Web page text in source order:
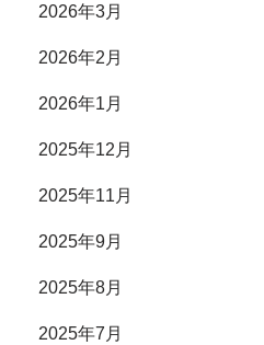
2026年3月
2026年2月
2026年1月
2025年12月
2025年11月
2025年9月
2025年8月
2025年7月